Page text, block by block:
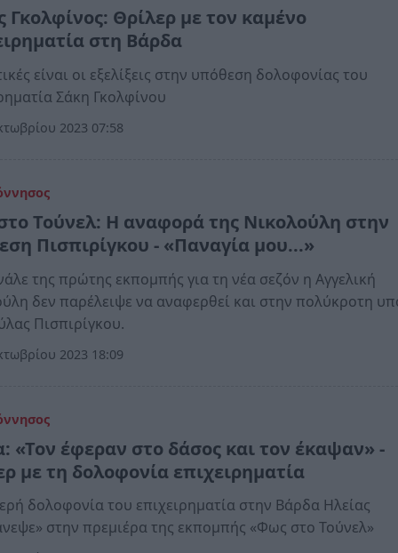
Γκολφίνος: Θρίλερ με τον καμένο
στη Βάρδα
είναι οι εξελίξεις στην υπόθεση δολοφονίας του
Σάκη Γκολφίνου
2023 07:58
Τούνελ: Η αναφορά της Νικολούλη στην
Πισπιρίγκου - «Παναγία μου...»
της πρώτης εκπομπής για τη νέα σεζόν η Αγγελική
δεν παρέλειψε να αναφερθεί και στην πολύκροτη
Πισπιρίγκου.
2023 18:09
«Τον έφεραν στο δάσος και τον έκαψαν» -
με τη δολοφονία επιχειρηματία
δολοφονία του επιχειρηματία στην Βάρδα Ηλείας
στην πρεμιέρα της εκπομπής «Φως στο Τούνελ»